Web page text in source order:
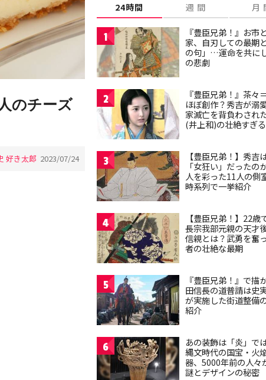
のチーズ
好き太郎 2023/07/24
24時間 週 間 月
1
『豊臣兄弟！』お市
家、自刃しての最期
の句」…運命を共に
の悲劇
2
『豊臣兄弟！』茶々
ほぼ創作？秀吉が溺
家滅亡を背負わされ
(井上和)の壮絶すぎ
3
【豊臣兄弟！】秀吉
「女狂い」だったの
人を彩った11人の側
時系列で一挙紹介
4
【豊臣兄弟！】22歳
長宗我部元親の天才
信親とは？武勇を奮
者の壮絶な最期
5
『豊臣兄弟！』で描
田信長の道普請は史
が実施した街道整備
紹介
6
あの装飾は「炎」で
縄文時代の国宝・火
器、5000年前の人々
謎とデザインの秘密